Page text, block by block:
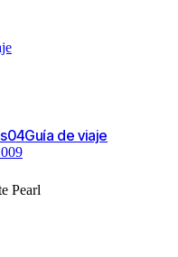
04Guía de viaje
Pearl